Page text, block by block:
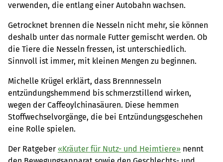
verwenden, die entlang einer Autobahn wachsen.
Getrocknet brennen die Nesseln nicht mehr, sie können
deshalb unter das normale Futter gemischt werden. Ob
die Tiere die Nesseln fressen, ist unterschiedlich.
Sinnvoll ist immer, mit kleinen Mengen zu beginnen.
Michelle Krügel erklärt, dass Brennnesseln
entzündungshemmend bis schmerzstillend wirken,
wegen der Caffeoylchinasäuren. Diese hemmen
Stoffwechselvorgänge, die bei Entzündungsgeschehen
eine Rolle spielen.
Der Ratgeber «Kräuter für Nutz- und Heimtiere» nennt